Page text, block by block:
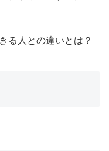
る人との違いとは？